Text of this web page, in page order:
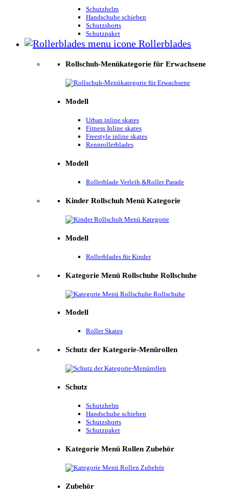
Schutzhelm
Handschuhe schieben
Schutzshorts
Schutzpaket
Rollerblades
Rollschuh-Menükategorie für Erwachsene
Modell
Urban inline skates
Fitness Inline skates
Freestyle inline skates
Rennrollerblades
Modell
Rollerblade Verleih &Roller Parade
Kinder Rollschuh Menü Kategorie
Modell
Rollerblades für Kinder
Kategorie Menü Rollschuhe Rollschuhe
Modell
Roller Skates
Schutz der Kategorie-Menürollen
Schutz
Schutzhelm
Handschuhe schieben
Schutzshorts
Schutzpaket
Kategorie Menü Rollen Zubehör
Zubehör